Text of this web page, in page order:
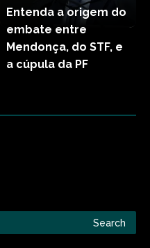
Entenda a origem do
embate entre
Mendonça, do STF, e
a cúpula da PF
Search